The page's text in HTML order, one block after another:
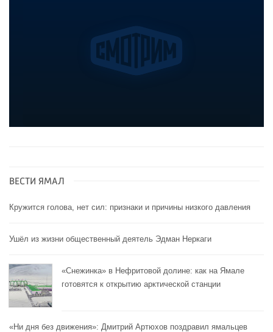
ВЕСТИ ЯМАЛ
Кружится голова, нет сил: признаки и причины низкого давления
Ушёл из жизни общественный деятель Эдман Неркаги
«Снежинка» в Нефритовой долине: как на Ямале
готовятся к открытию арктической станции
«Ни дня без движения»: Дмитрий Артюхов поздравил ямальцев